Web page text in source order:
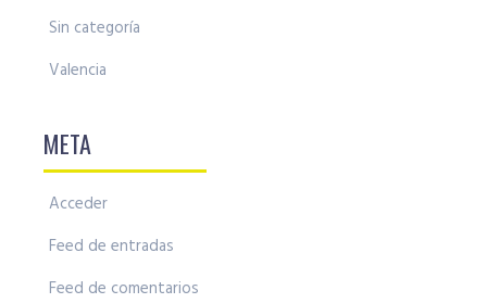
Sin categoría
Valencia
META
Acceder
Feed de entradas
Feed de comentarios